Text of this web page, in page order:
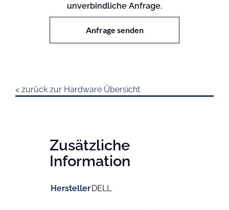
unverbindliche Anfrage.
Anfrage senden
< zurück zur Hardware Übersicht
Zusätzliche
Information
HerstellerDELL